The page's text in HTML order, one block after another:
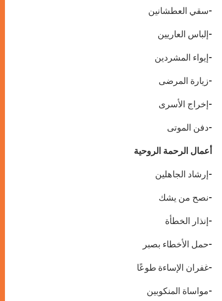
-سقي العطشانين
-إلباس العاريين
-إيواء المشردين
-زيارة المرضى
-إخراج الأسرى
-دفن الموتى
أعمال الرحمة الروحية
-إرشاد الجاهلين
-نصح من يشك
-إنذار الخطأة
-حمل الأخطاء بصبر
-غفران الإساءة طوعًا
-مواساة المنكوبين